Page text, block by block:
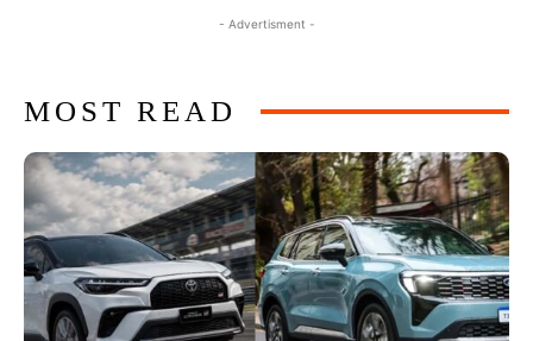
- Advertisment -
MOST READ